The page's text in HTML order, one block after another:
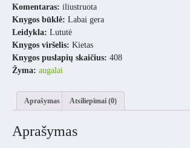
Komentaras: iliustruota
Knygos būklė: Labai gera
Leidykla: Lututė
Knygos viršelis: Kietas
Knygos puslapių skaičius: 408
Žyma: augalai
Aprašymas Atsiliepimai (0)
Aprašymas